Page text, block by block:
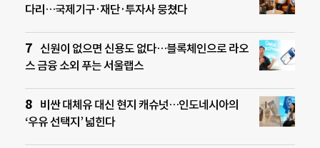
다리…국제기구·재단·투자사 뭉쳤다
신원이 없으면 신용도 없다…블록체인으로 라오
스 금융 소외 푸는 서울랩스
비싼 대체유 대신 현지 캐슈넛…인도네시아의
‘우유 선택지’ 넓힌다